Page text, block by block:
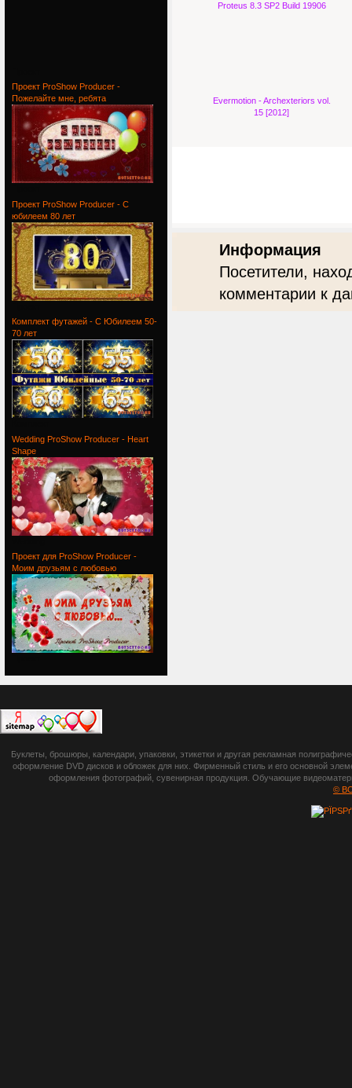
Proteus 8.3 SP2 Build 19906
Evermotion - Archexteriors vol.
15 [2012]
Информация
Посетители,
комментарии к
Проект ProShow Producer -
Пожелайте мне, ребята
Проект ProShow Producer - С
юбилеем 80 лет
Комплект футажей - С Юбилеем 50-
70 лет
Wedding ProShow Producer - Heart
Shape
Проект для ProShow Producer -
Моим друзьям с любовью
botsetto.ru -
photoshop,
шрифты,
Буклеты, брошюры, календари, упаковки, этикетки и другая рекламная
оформление DVD дисков и обложек для них. Фирменный стиль и его основной
оформления фотографий, сувенирная продукция. Обучающие
©